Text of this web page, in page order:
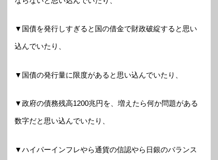
▼国債を発行しすぎると国の借金で財政破綻すると思い
込んでいたり、
▼国債の発行量に限度があると思い込んでいたり、
▼政府の債務残高1200兆円を、増えたら何か問題がある
数字だと思い込んでいたり、
▼ハイパーインフレやら通貨の信認やら日銀のバランス